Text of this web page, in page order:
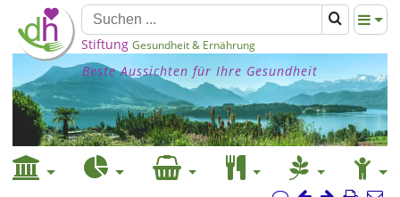
Stiftung Gesundheit & Ernährung
Beste Aussichten für Ihre Gesundheit